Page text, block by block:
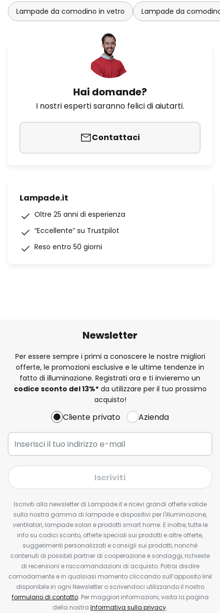
Lampade da comodino in vetro Lampade da
Hai domande?
I nostri esperti saranno felici di aiutarti.
Contattaci
Lampade.it
Oltre 25 anni di esperienza
“Eccellente” su Trustpilot
Reso entro 50 giorni
Newsletter
Per essere sempre i primi a conoscere le nostre migliori
offerte, le promozioni esclusive e le ultime tendenze in
fatto di illuminazione. Registrati ora e ti invieremo un
codice sconto del13%*da utilizzare per il tuo prossimo
acquisto!
Cliente privato Azienda
Iscriviti
Iscriviti alla newsletter di Lampade.it e ricevi grandi offerte valide
sulla nostra gamma di lampade e dispositivi per l'illuminazione,
ventilatori, lampade solari e prodotti smart home. E inoltre, tutte le
info su codici sconto, offerte speciali sui prodotti e altre offerte,
suggerimenti personalizzati e consigli sui prodotti, nonché
contenuti di possibili partner di cooperazione e sondaggi, richieste
di recensioni e raccomandazioni di acquisto. Potrai disdire
comodamente e in qualsiasi momento cliccando sull’apposito link
disponibile in ogni Newsletter o scrivendoci utilizzando il nostro
formulario di contatto. Per maggiori informazioni, visita la pagina
della nostra Informativa sulla privacy.